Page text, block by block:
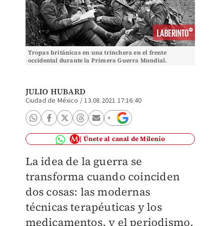
Tropas británicas en una trinchera en el frente
occidental durante la Primera Guerra Mundial.
JULIO HUBARD
Ciudad de México /13.08.2021 17:16:40
Únete al canal de Milenio
La idea de la guerra se
transforma cuando coinciden
dos cosas: las modernas
técnicas terapéuticas y los
medicamentos, y el periodismo,